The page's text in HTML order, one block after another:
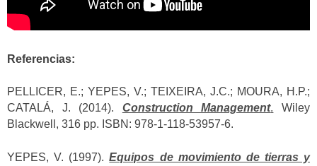
Referencias:
PELLICER, E.; YEPES, V.; TEIXEIRA, J.C.; MOURA, H.P.;
CATALÁ, J. (2014). Construction Management. Wiley
Blackwell, 316 pp. ISBN: 978-1-118-53957-6.
YEPES, V. (1997).Equipos de movimiento de tierras y